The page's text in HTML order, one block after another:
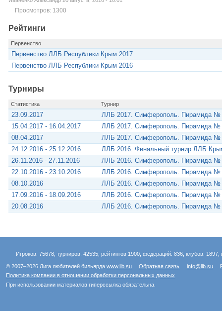
Просмотров: 1300
Рейтинги
Первенство
Первенство ЛЛБ Республики Крым 2017
Первенство ЛЛБ Республики Крым 2016
Турниры
Статистика Турнир
23.09.2017
ЛЛБ 2017. Симферополь. Пирамида №
15.04.2017 - 16.04.2017
ЛЛБ 2017. Симферополь. Пирамида №
08.04.2017
ЛЛБ 2017. Симферополь. Пирамида №
24.12.2016 - 25.12.2016
ЛЛБ 2016. Финальный турнир ЛЛБ
26.11.2016 - 27.11.2016
ЛЛБ 2016. Симферополь. Пирамида №
22.10.2016 - 23.10.2016
ЛЛБ 2016. Симферополь. Пирамида №
08.10.2016
ЛЛБ 2016. Симферополь. Пирамида №
17.09.2016 - 18.09.2016
ЛЛБ 2016. Симферополь. Пирамида №
20.08.2016
ЛЛБ 2016. Симферополь. Пирамида №
Игроков: 75678, турниров: 42535, рейтингов 1900, федераций: 836, клубов:
© 2007–2026 Лига любителей бильярдаwww.llb.su Обратная связь info@llb.su
Политика компании в отношении обработки персональных данных
При использовании материалов гиперссылка обязательна.